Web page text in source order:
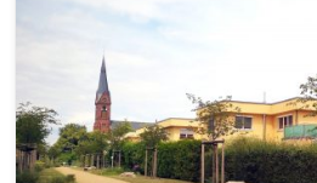
Ressourcenwende"